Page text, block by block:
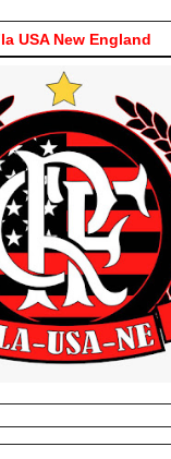
USA New England